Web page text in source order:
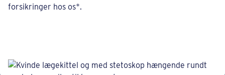
forsikringer hos os*.